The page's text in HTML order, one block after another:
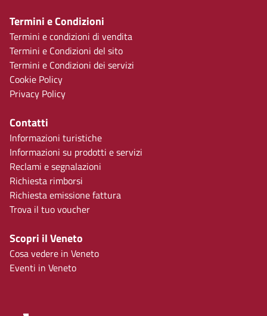
Termini e Condizioni
Termini e condizioni di vendita
Termini e Condizioni del sito
Termini e Condizioni dei servizi
Cookie Policy
Privacy Policy
Contatti
Informazioni turistiche
Informazioni su prodotti e servizi
Reclami e segnalazioni
Richiesta rimborsi
Richiesta emissione fattura
Trova il tuo voucher
Scopri il Veneto
Cosa vedere in Veneto
Eventi in Veneto